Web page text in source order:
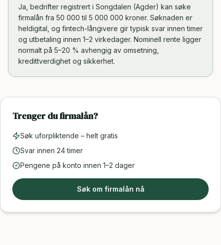
Ja, bedrifter registrert i Songdalen (Agder) kan søke
firmalån fra 50 000 til 5 000 000 kroner. Søknaden er
heldigital, og fintech-långivere gir typisk svar innen timer
og utbetaling innen 1–2 virkedager. Nominell rente ligger
normalt på 5–20 % avhengig av omsetning,
kredittverdighet og sikkerhet.
Trenger du firmalån?
Søk uforpliktende – helt gratis
Svar innen 24 timer
Pengene på konto innen 1–2 dager
Søk om firmalån nå